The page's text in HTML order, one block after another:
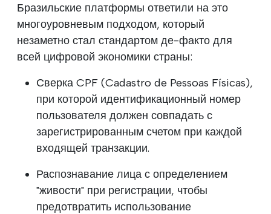
Бразильские платформы ответили на это
многоуровневым подходом, который
незаметно стал стандартом де-факто для
всей цифровой экономики страны:
Сверка CPF (Cadastro de Pessoas Físicas),
при которой идентификационный номер
пользователя должен совпадать с
зарегистрированным счетом при каждой
входящей транзакции.
Распознавание лица с определением
"живости" при регистрации, чтобы
предотвратить использование